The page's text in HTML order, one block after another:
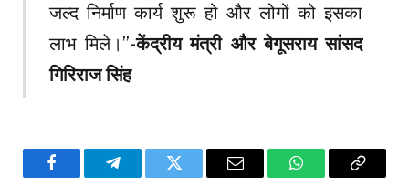
जल्द निर्माण कार्य शुरू हो और लोगों को इसका
लाभ मिले।”-केंद्रीय मंत्री और बेगूसराय सांसद
गिरिराज सिंह
FacebookTelegramTwitter Email WhatsAppCopy